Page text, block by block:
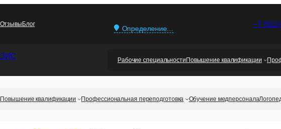
Отзывы Блог
Определение…
+7
Рабочие специальности Повышение квалификации
Повышение квалификации Профессиональная переподготовка Обучение медперсонала